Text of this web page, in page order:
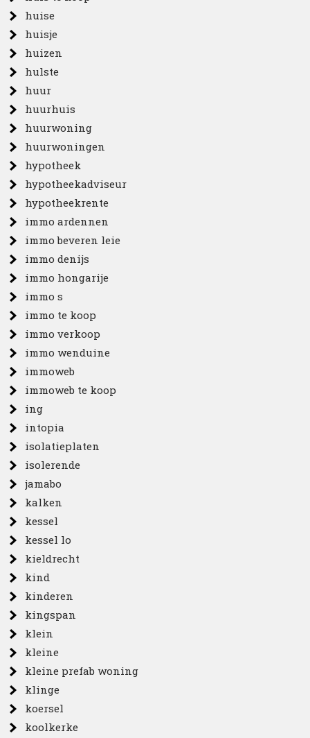
huise
huisje
huizen
hulste
huur
huurhuis
huurwoning
huurwoningen
hypotheek
hypotheekadviseur
hypotheekrente
immo ardennen
immo beveren leie
immo denijs
immo hongarije
immo s
immo te koop
immo verkoop
immo wenduine
immoweb
immoweb te koop
ing
intopia
isolatieplaten
isolerende
jamabo
kalken
kessel
kessel lo
kieldrecht
kind
kinderen
kingspan
klein
kleine
kleine prefab woning
klinge
koersel
koolkerke